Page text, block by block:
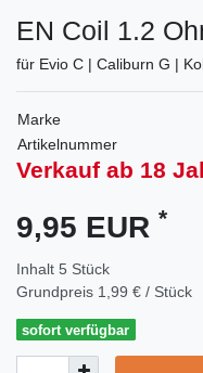
EN Coil 1.2
für Evio C | Caliburn G |
Marke
Artikelnummer
Verkauf ab 18
9,95 EUR *
Inhalt 5 Stück
Grundpreis 1,99 € / Stück
sofort verfügbar